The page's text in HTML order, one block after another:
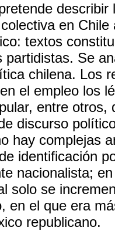
en
textos
partidistas. Se
chilena. Los
el empleo los
entre otros,
discurso
hay complejas
identificación
nacionalista;
solo se
en el que era
republicano.